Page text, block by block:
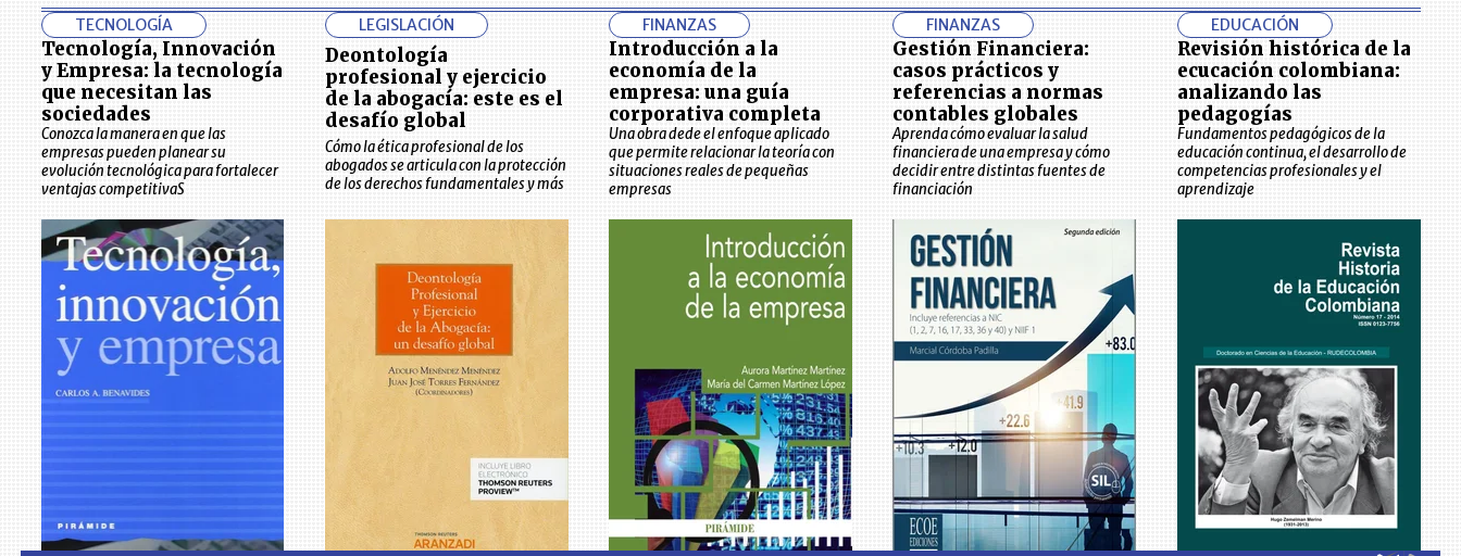
TECNOLOGÍA
Tecnología, Innovación
y Empresa: la tecnología
que necesitan las
sociedades
Conozca la manera en que las
empresas pueden planear su
evolución tecnológica para fortalecer
ventajas competitivaS
LEGISLACIÓN
Deontología
profesional y ejercicio
de la abogacía: este es el
desafío global
Cómo la ética profesional de los
abogados se articula con la protección
de los derechos fundamentales y más
FINANZAS
Introducción a la
economía de la
empresa: una guía
corporativa completa
Una obra dede el enfoque aplicado
que permite relacionar la teoría con
situaciones reales de pequeñas
empresas
FINANZAS
Gestión Financiera:
casos prácticos y
referencias a normas
contables globales
Aprenda cómo evaluar la salud
financiera de una empresa y cómo
decidir entre distintas fuentes de
financiación
EDUCACIÓN
Revisión histórica de la
ecucación colombiana:
analizando las
pedagogías
Fundamentos pedagógicos de la
educación continua, el desarrollo de
competencias profesionales y el
aprendizaje